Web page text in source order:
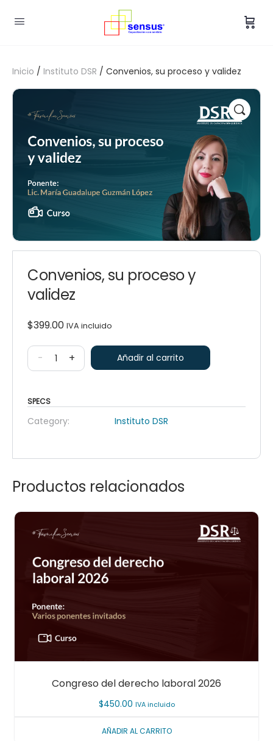
Inicio / Instituto DSR / Convenios, su proceso y validez
Convenios, su proceso y
validez
$399.00 IVA incluido
- + Añadir al carrito
SPECS
Category: Instituto DSR
Productos relacionados
Congreso del derecho laboral 2026
$450.00 IVA incluido
AÑADIR AL CARRITO